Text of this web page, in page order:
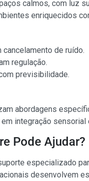
calmos, com luz
enriquecidos
de ruído.
regulação.
previsibilidade.
abordagens
integração sensorial
Pode Ajudar?
especializado
desenvolvem